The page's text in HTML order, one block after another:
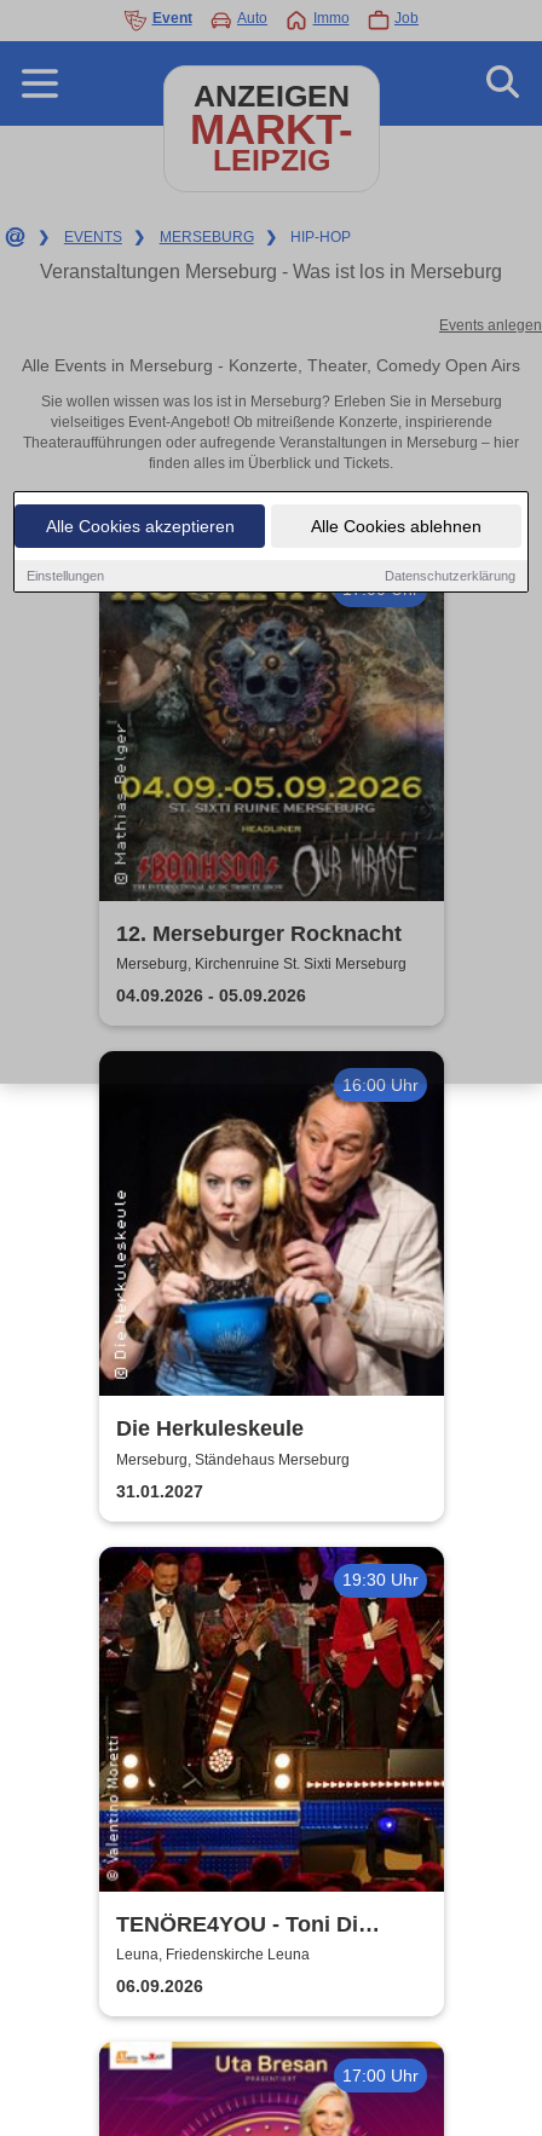
Alle Cookies akzeptieren Alle Cookies ablehnen
Einstellungen Datenschutzerklärung
Event Auto Immo Job
ANZEIGEN
MARKT-
LEIPZIG
❯ EVENTS ❯ MERSEBURG ❯ HIP-HOP
Veranstaltungen Merseburg - Was ist los in Merseburg
Events anlegen
Alle Events in Merseburg - Konzerte, Theater, Comedy Open Airs
Sie wollen wissen was los ist in Merseburg? Erleben Sie in Merseburg
vielseitiges Event-Angebot! Ob mitreißende Konzerte, inspirierende
Theateraufführungen oder aufregende Veranstaltungen in Merseburg – hier
finden alles im Überblick und Tickets.
17:00 Uhr
12. Merseburger Rocknacht
Merseburg, Kirchenruine St. Sixti Merseburg
04.09.2026 - 05.09.2026
16:00 Uhr
Die Herkuleskeule
Merseburg, Ständehaus Merseburg
31.01.2027
19:30 Uhr
TENÖRE4YOU - Toni Di
Napoli & Pietro Pato
Leuna, Friedenskirche Leuna
06.09.2026
17:00 Uhr